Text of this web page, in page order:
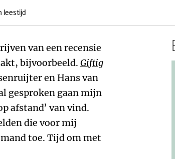
leestijd
van een recensie
bijvoorbeeld. Giftig
en Hans van
gesproken gaan mijn
afstand’ van vind.
die voor mij
toe. Tijd om met